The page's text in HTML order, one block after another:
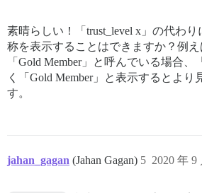
素晴らしい！「trust_level x」の代わ
称を表示することはできますか？例え
「Gold Member」と呼んでいる場合、
く「Gold Member」と表示するとより
す。
jahan_gagan (Jahan Gagan) 2020 年 9
5